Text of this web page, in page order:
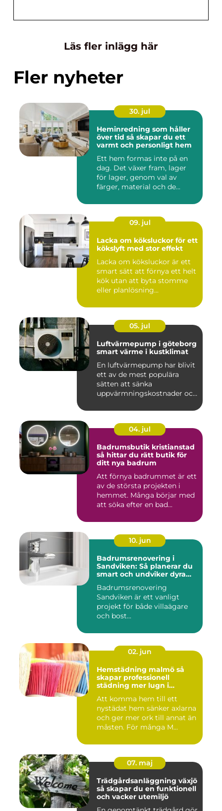
Läs fler inlägg här
Fler nyheter
30. jul
Heminredning som håller
över tid så skapar du ett
varmt och personligt hem
Ett hem formas inte på en
dag. Det växer fram, lager
för lager, genom val av
färger, material och de...
09. jul
Lacka om köksluckor för ett
kökslyft med stor effekt
Lacka om köksluckor är ett
smart sätt att förnya ett helt
kök utan att byta stomme
eller planlösning...
05. jul
Luftvärmepump i göteborg
smart värme i kustklimat
En luftvärmepump har blivit
ett av de mest populära
sätten att sänka
uppvärmningskostnader och
04. jul
Badrumsbutik kristianstad
så hittar du rätt butik för
ditt nya badrum
Att förnya badrummet är ett
av de största projekten i
hemmet. Många börjar med
att söka efter en bad...
10. jun
Badrumsrenovering i
Sandviken: Så planerar du
smart och undviker dyra
Badrumsrenovering
Sandviken är ett vanligt
projekt för både villaägare
och bost...
02. jun
Hemstädning malmö så
skapar professionell
städning mer lugn i
Att komma hem till ett
nystädat hem sänker axlarna
och ger mer ork till annat än
måsten. För många M...
07. maj
Trädgårdsanläggning växjö
så skapar du en funktionell
och vacker utemiljö